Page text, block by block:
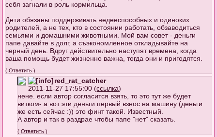
себя загнали в роль кормильца.
Дети обязаны поддерживать недееспособных и одиноких
родителей, а не тех, кто в состоянии работать, обзаводиться
семьями и домашними животными. Мой вам совет - деньги
папе давайте в долг, а съэкономленное откладывайте на
черный день. Вдруг действительно наступят времена, когда
ваша помощь будет жизненно важна, тогда они и пригодятся.
(Ответить )
red_rat_catcher
2011-11-27 17:55:00 (ссылка)
нене. если автор согласится взять, то это тут же будет
витком- а вот эти деньги первый взнос на машину (деньги
же есть сейчас :)) это финт такой. Известный.
А автор и так в раздрае чтобы папе "нет" сказать.
(Ответить )